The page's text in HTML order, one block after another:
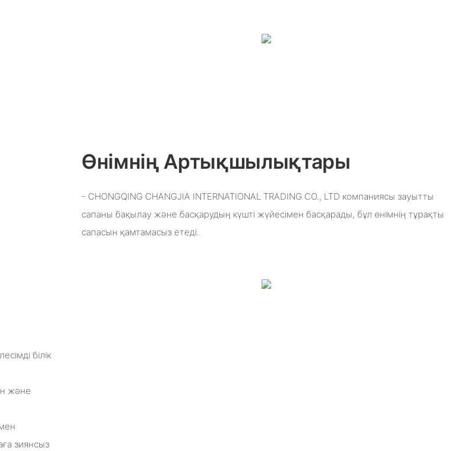
Өнімнің Артықшылықтары
- CHONGQING CHANGJIA INTERNATIONAL TRADING CO., LTD компаниясы зауытты
сапаны бақылау және басқарудың күшті жүйесімен басқарады, бұл өнімнің тұрақты
сапасын қамтамасыз етеді.
білік
және
зиянсыз